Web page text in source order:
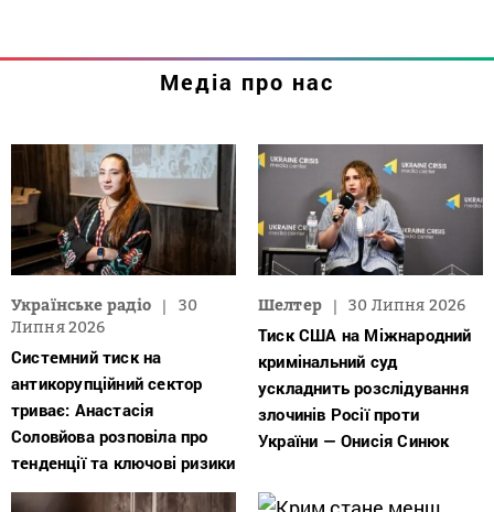
Медіа про нас
Українське радіо
30
Липня 2026
Системний тиск на
антикорупційний сектор
триває: Анастасія
Соловйова розповіла про
тенденції та ключові ризики
Шелтер 30 Липня 2026
Тиск США на Міжнародний
кримінальний суд
ускладнить розслідування
злочинів Росії проти
України — Онисія Синюк